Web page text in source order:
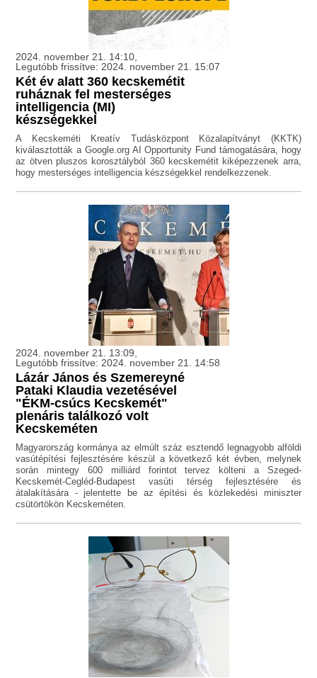
2024. november 21. 14:10,
Legutóbb frissítve: 2024. november 21. 15:07
Két év alatt 360 kecskemétit
ruháznak fel mesterséges
intelligencia (MI)
készségekkel
A Kecskeméti Kreatív Tudásközpont Közalapítványt (KKTK)
kiválasztották a Google.org AI Opportunity Fund támogatására, hogy
az ötven pluszos korosztályból 360 kecskemétit kiképezzenek arra,
hogy mesterséges intelligencia készségekkel rendelkezzenek.
2024. november 21. 13:09,
Legutóbb frissítve: 2024. november 21. 14:58
Lázár János és Szemereyné
Pataki Klaudia vezetésével
"ÉKM-csúcs Kecskemét"
plenáris találkozó volt
Kecskeméten
Magyarország kormánya az elmúlt száz esztendő legnagyobb alföldi
vasútépítési fejlesztésére készül a következő két évben, melynek
során mintegy 600 milliárd forintot tervez költeni a Szeged-
Kecskemét-Cegléd-Budapest vasúti térség fejlesztésére és
átalakítására - jelentette be az építési és közlekedési miniszter
csütörtökön Kecskeméten.